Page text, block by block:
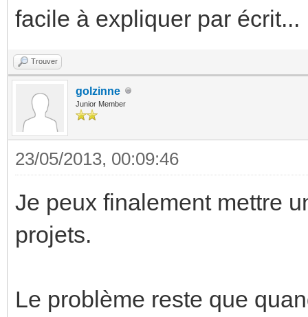
facile à expliquer par écrit...
Trouver
golzinne
Junior Member
23/05/2013, 00:09:46
Je peux finalement mettre
projets.
Le problème reste que